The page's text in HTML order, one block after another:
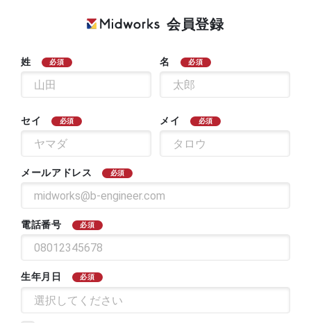
会員登録
姓 必須 名 必須
セイ 必須 メイ 必須
メールアドレス 必須
電話番号 必須
生年月日 必須